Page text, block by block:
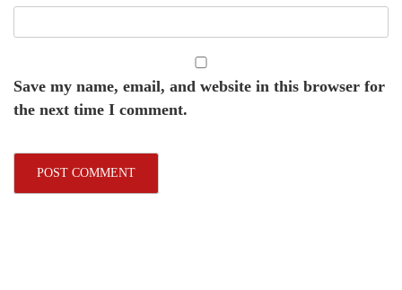
Save my name, email, and website in this browser for
the next time I comment.